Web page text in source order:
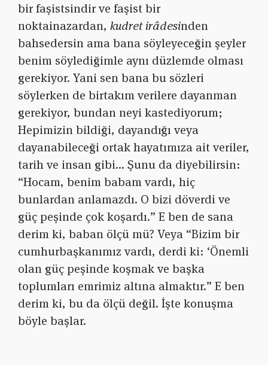
bir faşistsindir ve faşist bir
noktainazardan, kudret irâdesinden
bahsedersin ama bana söyleyeceğin şeyler
benim söylediğimle aynı düzlemde olması
gerekiyor. Yani sen bana bu sözleri
söylerken de birtakım verilere dayanman
gerekiyor, bundan neyi kastediyorum;
Hepimizin bildiği, dayandığı veya
dayanabileceği ortak hayatımıza ait veriler,
tarih ve insan gibi… Şunu da diyebilirsin:
“Hocam, benim babam vardı, hiç
bunlardan anlamazdı. O bizi döverdi ve
güç peşinde çok koşardı.” E ben de sana
derim ki, baban ölçü mü? Veya “Bizim bir
cumhurbaşkanımız vardı, derdi ki: ‘Önemli
olan güç peşinde koşmak ve başka
toplumları emrimiz altına almaktır.” E ben
derim ki, bu da ölçü değil. İşte konuşma
böyle başlar.